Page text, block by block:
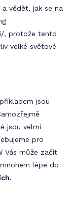
vědět, jak se na
, protože tento
velké světové
jsou
jsou velmi
pro
Vás může začít
lépe do
.